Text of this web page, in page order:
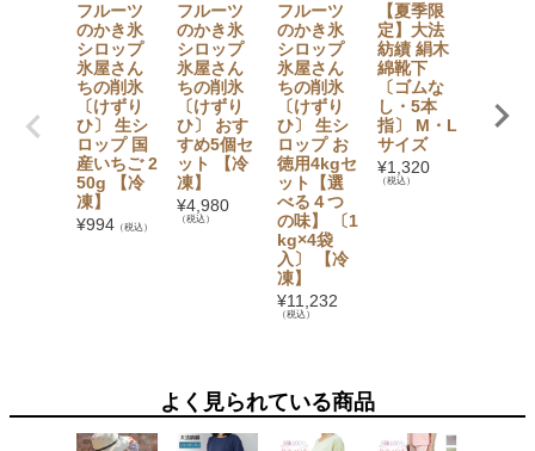
フルーツ
のかき氷
シロップ
氷屋さん
ちの削氷
〔けずり
ひ〕 生シ
ロップ 国
産いちご 2
50g 【冷
凍】
¥994 （税込）
フルーツ
のかき氷
シロップ
氷屋さん
ちの削氷
〔けずり
ひ〕 おす
すめ5個セ
ット 【冷
凍】
¥4,980
（税込）
フルーツ
のかき氷
シロップ
氷屋さん
ちの削氷
〔けずり
ひ〕 生シ
ロップ お
徳用4kgセ
ット【選
べる４つ
の味】 〔1
kg×4袋
入〕 【冷
凍】
¥11,232
（税込）
【夏季限
定】大法
紡績 絹木
綿靴下
〔ゴムな
し・5本
指〕 M・L
サイズ
¥1,320
（税込）
プ6本
ト（い
よく見られている商品